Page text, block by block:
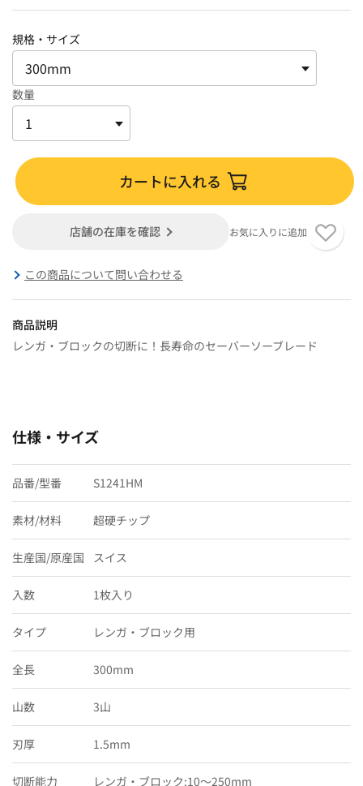
規格・サイズ
数量
カートに入れる
店舗の在庫を確認 お気に入りに追加
この商品について問い合わせる
商品説明
レンガ・ブロックの切断に！長寿命のセーバーソーブレード
仕様・サイズ
品番/型番 S1241HM
素材/材料 超硬チップ
生産国/原産国 スイス
入数 1枚入り
タイプ レンガ・ブロック用
全長 300mm
山数 3山
刃厚 1.5mm
切断能力 レンガ・ブロック:10〜250mm